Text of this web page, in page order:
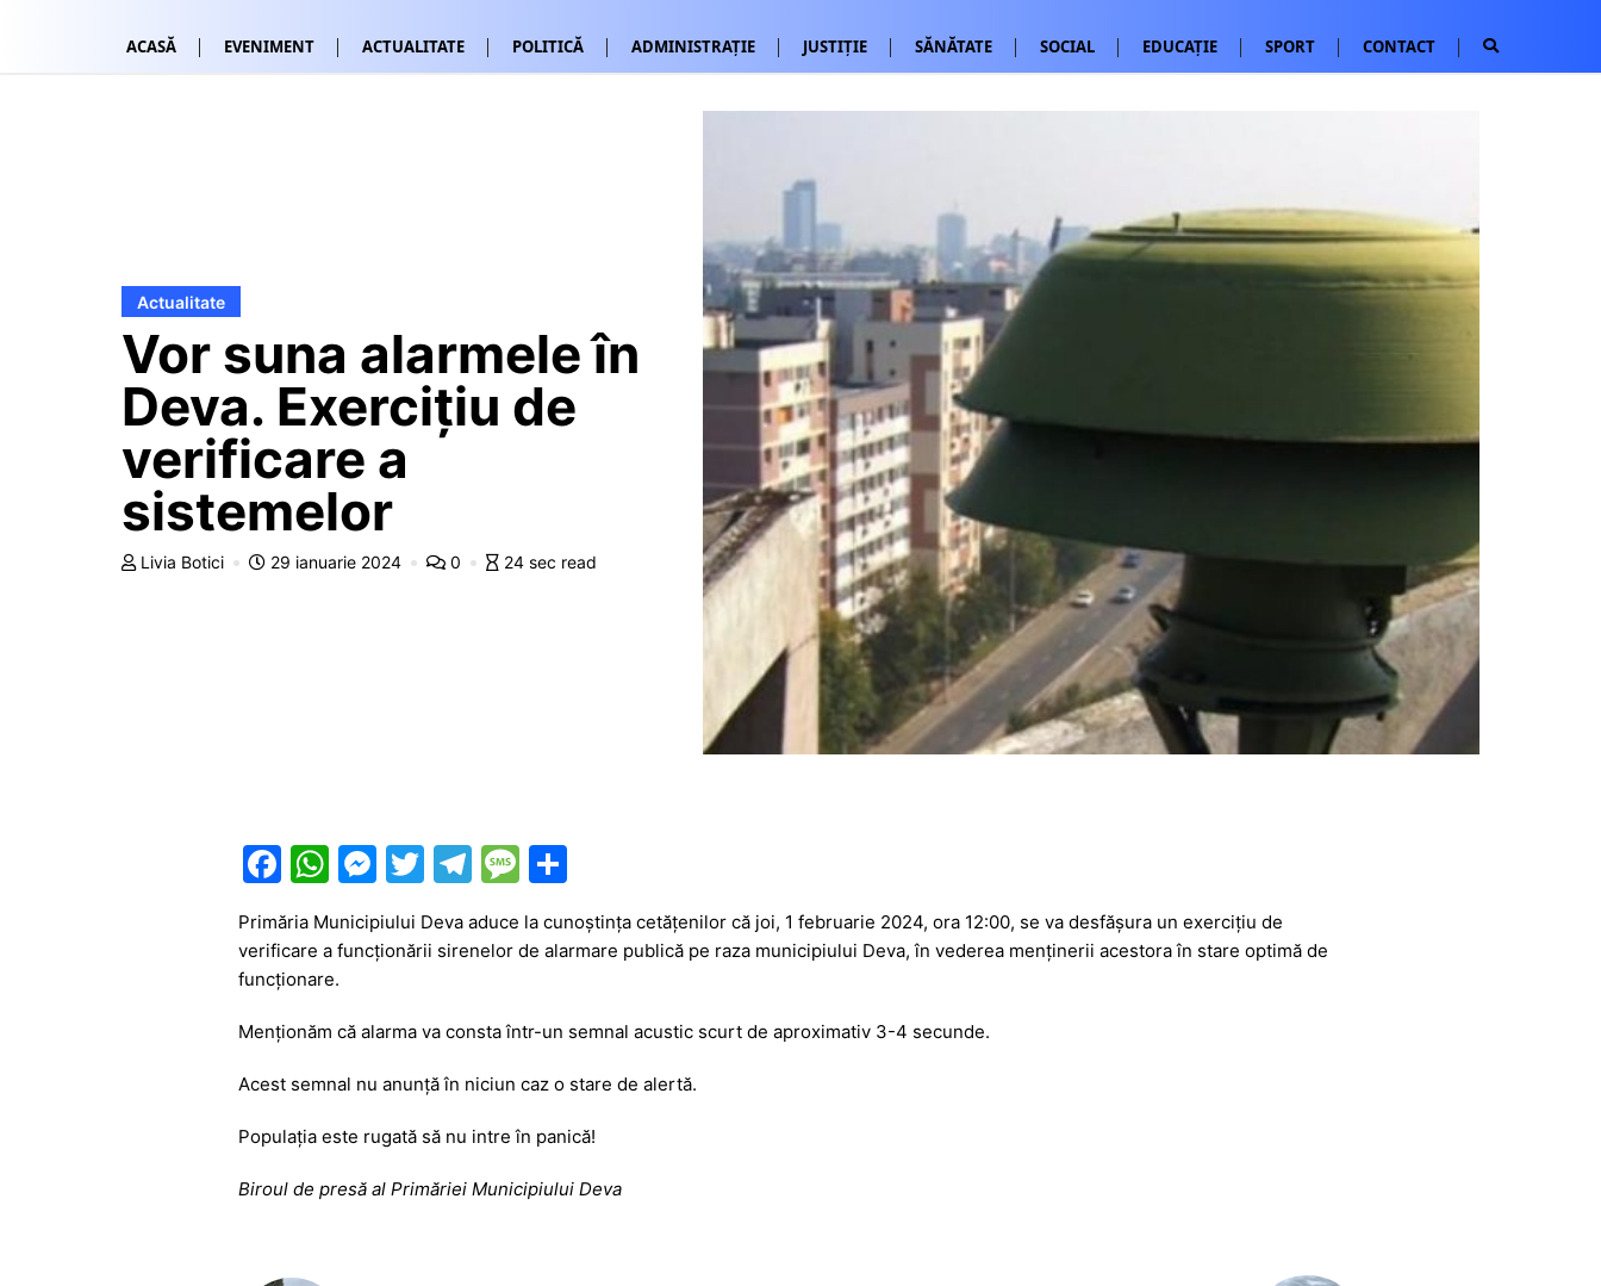
ACASĂ EVENIMENT ACTUALITATE POLITICĂ ADMINISTRAȚIE JUSTIȚIE SĂNĂTATE SOCIAL EDUCAȚIE SPORT CONTACT
Actualitate
Vor suna alarmele în
Deva. Exercițiu de
verificare a
sistemelor
Livia Botici 29 ianuarie 2024 0 24 sec read
F
a
c
e
b
o
o
k
W
at
s
A
p
p
M
e
s
s
e
n
g
er
T
itt
T
e
a
m
M
s
a
g
e
P
ar
ta
a
z
ă
Primăria Municipiului Deva aduce la cunoștința cetățenilor că joi, 1 februarie 2024, ora 12:00, se va desfășura un exercițiu de
verificare a funcționării sirenelor de alarmare publică pe raza municipiului Deva, în vederea menținerii acestora în stare optimă de
funcționare.
Menționăm că alarma va consta într-un semnal acustic scurt de aproximativ 3-4 secunde.
Acest semnal nu anunță în niciun caz o stare de alertă.
Populația este rugată să nu intre în panică!
Biroul de presă al Primăriei Municipiului Deva